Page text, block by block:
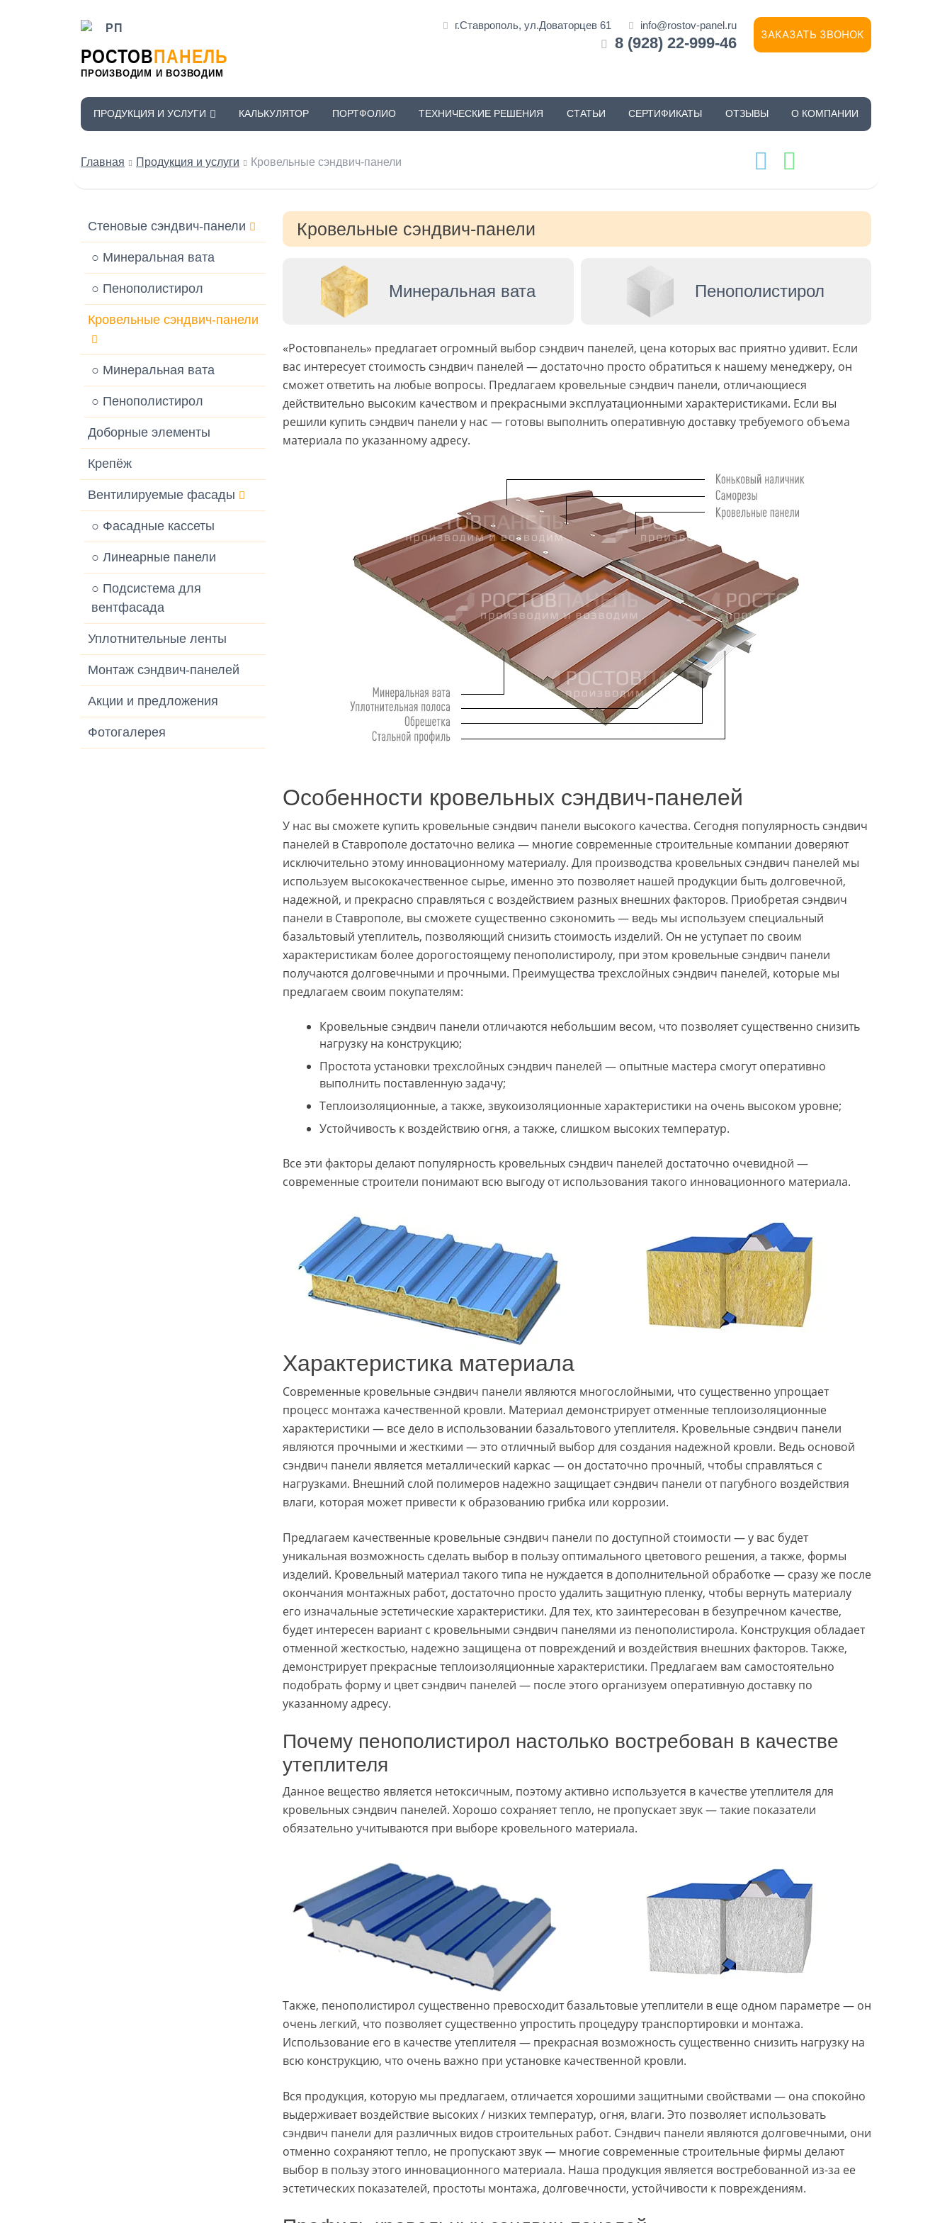
РОСТОВПАНЕЛЬ
ПРОИЗВОДИМ И ВОЗВОДИМ
г.Ставрополь, ул.Доваторцев 61 info@rostov-panel.ru
8 (928) 22-999-46 ЗАКАЗАТЬ ЗВОНОК
ПРОДУКЦИЯ И УСЛУГИ КАЛЬКУЛЯТОР ПОРТФОЛИО ТЕХНИЧЕСКИЕ РЕШЕНИЯ СТАТЬИ СЕРТИФИКАТЫ ОТЗЫВЫ О КОМПАНИИ
Главная Продукция и услуги Кровельные сэндвич-панели
Стеновые сэндвич-панели
○ Минеральная вата
○ Пенополистирол
Кровельные сэндвич-панели
○ Минеральная вата
○ Пенополистирол
Доборные элементы
Крепёж
Вентилируемые фасады
○ Фасадные кассеты
○ Линеарные панели
○ Подсистема для
вентфасада
Уплотнительные ленты
Монтаж сэндвич-панелей
Акции и предложения
Фотогалерея
Кровельные сэндвич-панели
Минеральная вата Пенополистирол
«Ростовпанель» предлагает огромный выбор сэндвич панелей, цена которых вас приятно удивит. Если
вас интересует стоимость сэндвич панелей — достаточно просто обратиться к нашему менеджеру, он
сможет ответить на любые вопросы. Предлагаем кровельные сэндвич панели, отличающиеся
действительно высоким качеством и прекрасными эксплуатационными характеристиками. Если вы
решили купить сэндвич панели у нас — готовы выполнить оперативную доставку требуемого объема
материала по указанному адресу.
Особенности кровельных сэндвич-панелей
У нас вы сможете купить кровельные сэндвич панели высокого качества. Сегодня популярность сэндвич
панелей в Ставрополе достаточно велика — многие современные строительные компании доверяют
исключительно этому инновационному материалу. Для производства кровельных сэндвич панелей мы
используем высококачественное сырье, именно это позволяет нашей продукции быть долговечной,
надежной, и прекрасно справляться с воздействием разных внешних факторов. Приобретая сэндвич
панели в Ставрополе, вы сможете существенно сэкономить — ведь мы используем специальный
базальтовый утеплитель, позволяющий снизить стоимость изделий. Он не уступает по своим
характеристикам более дорогостоящему пенополистиролу, при этом кровельные сэндвич панели
получаются долговечными и прочными. Преимущества трехслойных сэндвич панелей, которые мы
предлагаем своим покупателям:
Кровельные сэндвич панели отличаются небольшим весом, что позволяет существенно снизить
нагрузку на конструкцию;
Простота установки трехслойных сэндвич панелей — опытные мастера смогут оперативно
выполнить поставленную задачу;
Теплоизоляционные, а также, звукоизоляционные характеристики на очень высоком уровне;
Устойчивость к воздействию огня, а также, слишком высоких температур.
Все эти факторы делают популярность кровельных сэндвич панелей достаточно очевидной —
современные строители понимают всю выгоду от использования такого инновационного материала.
Характеристика материала
Современные кровельные сэндвич панели являются многослойными, что существенно упрощает
процесс монтажа качественной кровли. Материал демонстрирует отменные теплоизоляционные
характеристики — все дело в использовании базальтового утеплителя. Кровельные сэндвич панели
являются прочными и жесткими — это отличный выбор для создания надежной кровли. Ведь основой
сэндвич панели является металлический каркас — он достаточно прочный, чтобы справляться с
нагрузками. Внешний слой полимеров надежно защищает сэндвич панели от пагубного воздействия
влаги, которая может привести к образованию грибка или коррозии.
Предлагаем качественные кровельные сэндвич панели по доступной стоимости — у вас будет
уникальная возможность сделать выбор в пользу оптимального цветового решения, а также, формы
изделий. Кровельный материал такого типа не нуждается в дополнительной обработке — сразу же после
окончания монтажных работ, достаточно просто удалить защитную пленку, чтобы вернуть материалу
его изначальные эстетические характеристики. Для тех, кто заинтересован в безупречном качестве,
будет интересен вариант с кровельными сэндвич панелями из пенополистирола. Конструкция обладает
отменной жесткостью, надежно защищена от повреждений и воздействия внешних факторов. Также,
демонстрирует прекрасные теплоизоляционные характеристики. Предлагаем вам самостоятельно
подобрать форму и цвет сэндвич панелей — после этого организуем оперативную доставку по
указанному адресу.
Почему пенополистирол настолько востребован в качестве
утеплителя
Данное вещество является нетоксичным, поэтому активно используется в качестве утеплителя для
кровельных сэндвич панелей. Хорошо сохраняет тепло, не пропускает звук — такие показатели
обязательно учитываются при выборе кровельного материала.
Также, пенополистирол существенно превосходит базальтовые утеплители в еще одном параметре — он
очень легкий, что позволяет существенно упростить процедуру транспортировки и монтажа.
Использование его в качестве утеплителя — прекрасная возможность существенно снизить нагрузку на
всю конструкцию, что очень важно при установке качественной кровли.
Вся продукция, которую мы предлагаем, отличается хорошими защитными свойствами — она спокойно
выдерживает воздействие высоких / низких температур, огня, влаги. Это позволяет использовать
сэндвич панели для различных видов строительных работ. Сэндвич панели являются долговечными, они
отменно сохраняют тепло, не пропускают звук — многие современные строительные фирмы делают
выбор в пользу этого инновационного материала. Наша продукция является востребованной из-за ее
эстетических показателей, простоты монтажа, долговечности, устойчивости к повреждениям.